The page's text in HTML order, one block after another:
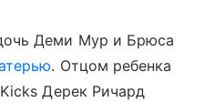
Деми Мур и Брюса
. Отцом ребенка
Дерек Ричард